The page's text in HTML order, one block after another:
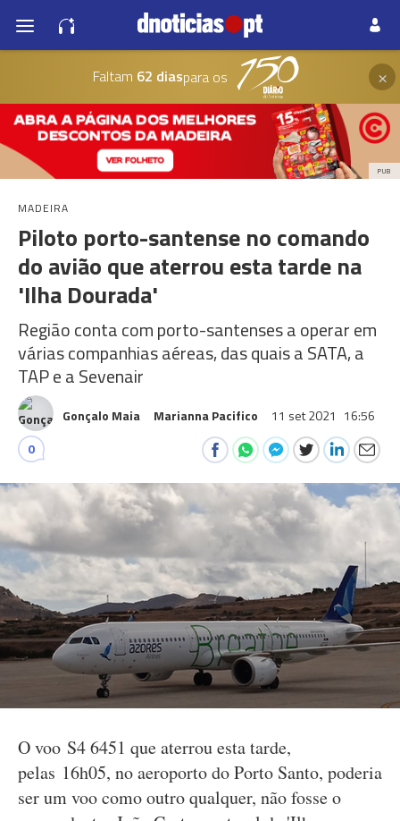
Faltam 62 diaspara os ×
PUB
MADEIRA
Piloto porto-santense no comando
do avião que aterrou esta tarde na
'Ilha Dourada'
Região conta com porto-santenses a operar em
várias companhias aéreas, das quais a SATA, a
TAP e a Sevenair
Gonçalo Maia Marianna Pacifico 11 set 2021 16:56
0
O voo S4 6451 que aterrou esta tarde,
pelas 16h05, no aeroporto do Porto Santo, poderia
ser um voo como outro qualquer, não fosse o